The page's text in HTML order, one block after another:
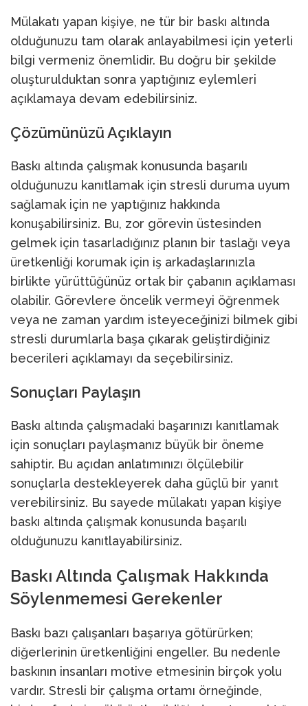
Mülakatı yapan kişiye, ne tür bir baskı altında
olduğunuzu tam olarak anlayabilmesi için yeterli
bilgi vermeniz önemlidir. Bu doğru bir şekilde
oluşturulduktan sonra yaptığınız eylemleri
açıklamaya devam edebilirsiniz.
Çözümünüzü Açıklayın
Baskı altında çalışmak konusunda başarılı
olduğunuzu kanıtlamak için stresli duruma uyum
sağlamak için ne yaptığınız hakkında
konuşabilirsiniz. Bu, zor görevin üstesinden
gelmek için tasarladığınız planın bir taslağı veya
üretkenliği korumak için iş arkadaşlarınızla
birlikte yürüttüğünüz ortak bir çabanın açıklaması
olabilir. Görevlere öncelik vermeyi öğrenmek
veya ne zaman yardım isteyeceğinizi bilmek gibi
stresli durumlarla başa çıkarak geliştirdiğiniz
becerileri açıklamayı da seçebilirsiniz.
Sonuçları Paylaşın
Baskı altında çalışmadaki başarınızı kanıtlamak
için sonuçları paylaşmanız büyük bir öneme
sahiptir. Bu açıdan anlatımınızı ölçülebilir
sonuçlarla destekleyerek daha güçlü bir yanıt
verebilirsiniz. Bu sayede mülakatı yapan kişiye
baskı altında çalışmak konusunda başarılı
olduğunuzu kanıtlayabilirsiniz.
Baskı Altında Çalışmak Hakkında
Söylenmemesi Gerekenler
Baskı bazı çalışanları başarıya götürürken;
diğerlerinin üretkenliğini engeller. Bu nedenle
baskının insanları motive etmesinin birçok yolu
vardır. Stresli bir çalışma ortamı örneğinde,